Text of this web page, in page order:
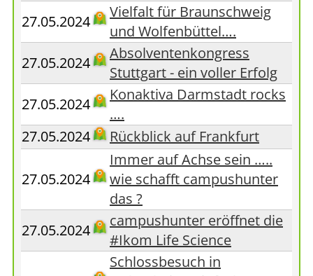
27.05.2024
Vielfalt für Braunschweig
und Wolfenbüttel….
27.05.2024
Absolventenkongress
Stuttgart - ein voller Erfolg
27.05.2024
Konaktiva Darmstadt rocks
….
27.05.2024
Rückblick auf Frankfurt
27.05.2024
Immer auf Achse sein …..
wie schafft campushunter
das ?
27.05.2024
campushunter eröffnet die
#Ikom Life Science
Schlossbesuch in